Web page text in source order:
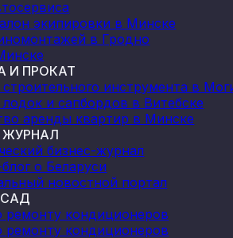
экипировки в Минске
в Гродно
И ПРОКАТ
инструмента в
и сапбордов в Витебске
аренды квартир в Минске
ЖУРНАЛ
бизнес-журнал
о Беларуси
новостной портал
ремонту кондиционеров
ремонту кондиционеров